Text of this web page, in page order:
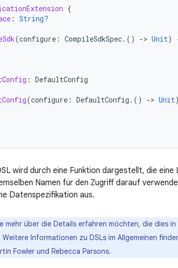
{
: String?
(configure : CompileSdkSpec.() -> Unit)
: DefaultConfig
(configure : DefaultConfig .() -> Unit)
wird durch eine Funktion dargestellt, die
Namen für den Zugriff darauf
Datenspezifikation aus.
mehr über die Details erfahren möchten, die dies
Weitere Informationen zu DSLs im Allgemeinen
Fowler und Rebecca Parsons.